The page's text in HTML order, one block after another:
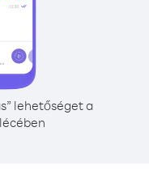
lehetőséget a